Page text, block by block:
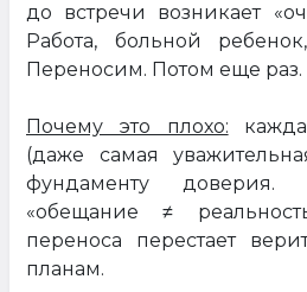
до встречи возникает
Работа, больной
Переносим. Потом еще
Почему это плохо:
(даже самая
фундаменту доверия.
«обещание ≠
переноса перестает
планам.